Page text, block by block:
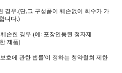
경우.(단,그 구성품이 훼손없이 회수가 가
니다.)
손한 경우.(예: 포장인등된 정자제
제품)
호에 관한 법률'이 정하는 청약철회 제한